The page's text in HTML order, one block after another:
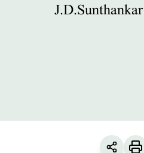
J.D.Sunthankar